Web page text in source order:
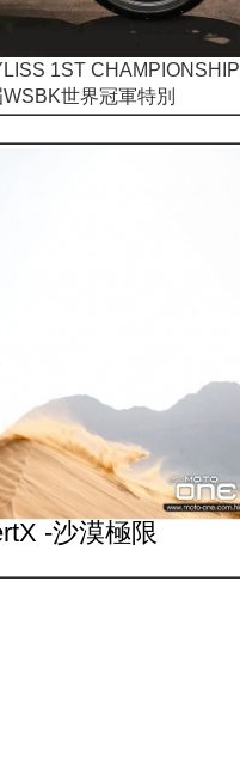
1ST CHAMPIONSHIP
世界冠軍特別
-沙漠極限